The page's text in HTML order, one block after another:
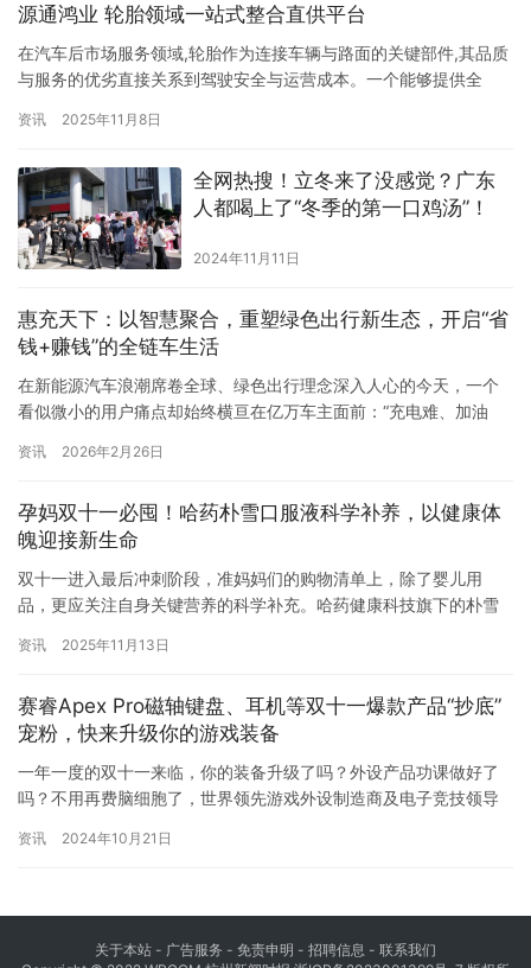
源通鸿业 轮胎领域一站式整合直供平台
在汽车后市场服务领域,轮胎作为连接车辆与路面的关键部件,其品质
与服务的优劣直接关系到驾驶安全与运营成本。一个能够提供全
的需求。源通鸿业,凭借其超过十年的行业深耕,以“全球品牌+全车系
坚实力量。 一站式整合直供,破解行业痛点 传统的轮胎采购…
资讯 2025年11月8日
全网热搜！立冬来了没感觉？广东
人都喝上了“冬季的第一口鸡汤”！
2024年11月11日
惠充天下：以智慧聚合，重塑绿色出行新生态，开启“省
钱+赚钱”的全链车生活
在新能源汽车浪潮席卷全球、绿色出行理念深入人心的今天，一个
看似微小的用户痛点却始终横亘在亿万车主面前：“充电难、加油
养护、保险、休闲等分散在各处的后市场服务，让“车生活”的便捷与
题，更能创造价值的平台。正是在这样的时代背景下，惠充天下应
运而…
资讯 2026年2月26日
孕妈双十一必囤！哈药朴雪口服液科学补养，以健康体
魄迎接新生命
双十一进入最后冲刺阶段，准妈妈们的购物清单上，除了婴儿用
品，更应关注自身关键营养的科学补充。哈药健康科技旗下的朴雪
成为孕期女性预防贫血、保障母婴健康的理想选择。 孕期是女性对
持。一旦摄入不足，不仅易导致孕妇疲劳、头晕、免疫力下降，还
可能影响胎儿…
资讯 2025年11月13日
赛睿Apex Pro磁轴键盘、耳机等双十一爆款产品“抄底”
宠粉，快来升级你的游戏装备
一年一度的双十一来临，你的装备升级了吗？外设产品功课做好了
吗？不用再费脑细胞了，世界领先游戏外设制造商及电子竞技领导
来看看吧！ 作为每年一度的消费盛典，双十一已经成为消费者眼中
资讯 2024年10月21日
关于本站 - 广告服务 - 免责申明 - 招聘信息 - 联系我们